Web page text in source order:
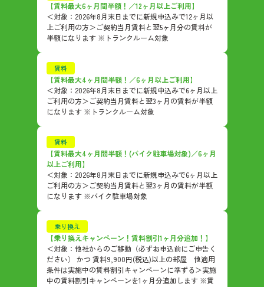
【賃料最大6ヶ月間半額！／12ヶ月以上ご利用】
＜対象：2026年8月末日までに新規申込みで12ヶ月以
上ご利用の方＞ご契約当月賃料と翌5ヶ月分の賃料が
半額になります ※トランクルーム対象
賃料
【賃料最大4ヶ月間半額！／6ヶ月以上ご利用】
＜対象：2026年8月末日までに新規申込みで6ヶ月以上
ご利用の方＞ご契約当月賃料と翌3ヶ月の賃料が半額
になります ※トランクルーム対象
賃料
【賃料最大4ヶ月間半額！(バイク駐車場対象)／6ヶ月
以上ご利用】
＜対象：2026年8月末日までに新規申込みで6ヶ月以上
ご利用の方＞ご契約当月賃料と翌3ヶ月の賃料が半額
になります ※バイク駐車場対象
乗り換え
【乗り換えキャンペーン！賃料割引1ヶ月分追加！】
＜対象：他社からのご移動（必ずお申込前にご申告く
ださい） かつ 賃料9,900円(税込)以上の部屋 他適用
条件は実施中の賃料割引キャンペーンに準ずる＞実施
中の賃料割引キャンペーンを1ヶ月分追加します ※賃